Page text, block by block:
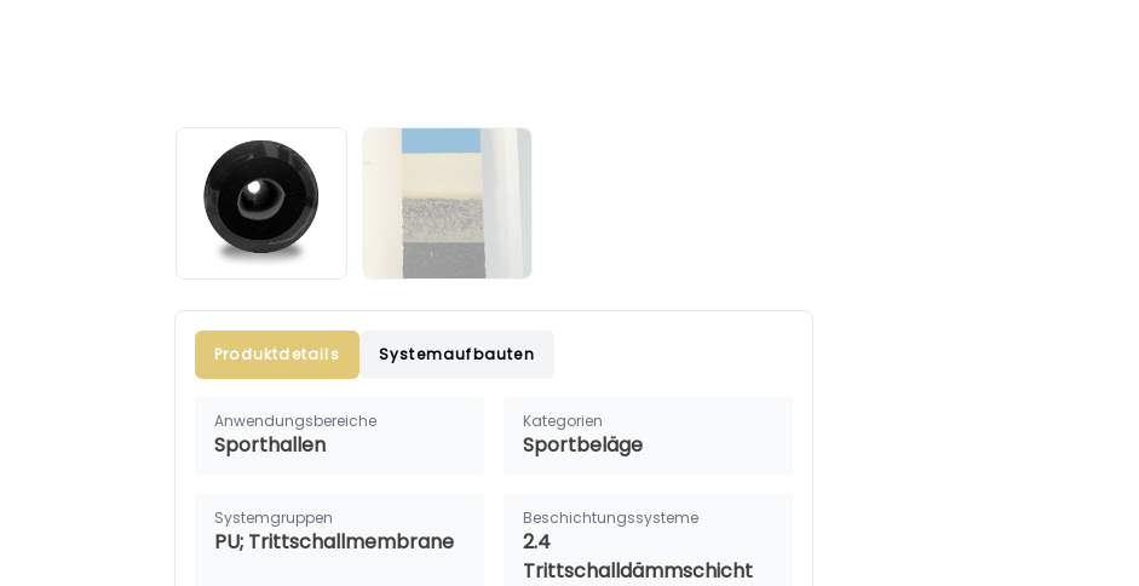
Produktdetails Systemaufbauten
Anwendungsbereiche
Sporthallen
Kategorien
Sportbeläge
Systemgruppen
PU; Trittschallmembrane
Beschichtungssysteme
2.4
Trittschalldämmschicht